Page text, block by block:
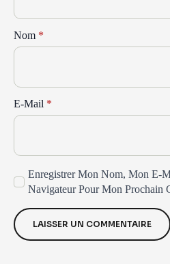
Nom *
E-Mail *
Enregistrer Mon Nom, Mon E-
Navigateur Pour Mon Prochain